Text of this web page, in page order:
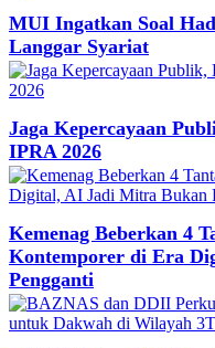
MUI Ingatkan Soal
Langgar Syariat
Jaga Kepercayaan
IPRA 2026
Kemenag Beberkan 4
Kontemporer di Era
Pengganti